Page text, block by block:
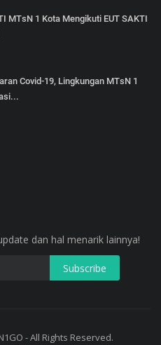
MTsN 1 Kota Mengikuti EUT SAKTI
Covid-19, Lingkungan MTsN 1
dan hal menarik lainnya!
- All Rights Reserved.